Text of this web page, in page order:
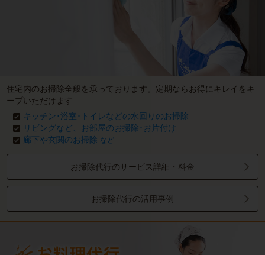
住宅内のお掃除全般を承っております。定期ならお得にキレイをキ
ープいただけます
キッチン･浴室･トイレなどの水回りのお掃除
リビングなど、お部屋のお掃除･お片付け
廊下や玄関のお掃除 など
お掃除代行のサービス詳細・料金
お掃除代行の活用事例